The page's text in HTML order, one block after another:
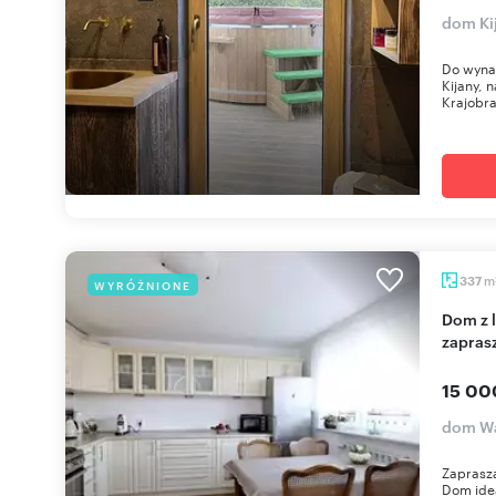
dom
Do
Kijany,
WYRÓŻNIONE 337 m
Dom z lokalem usługowym 379 m² na Zaciszu -
15
dom
Dom